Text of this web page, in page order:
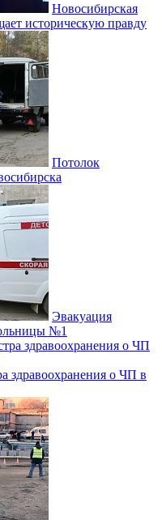
Новосибирская
историческую правду
Потолок
Эвакуация
№1
здравоохранения о ЧП в